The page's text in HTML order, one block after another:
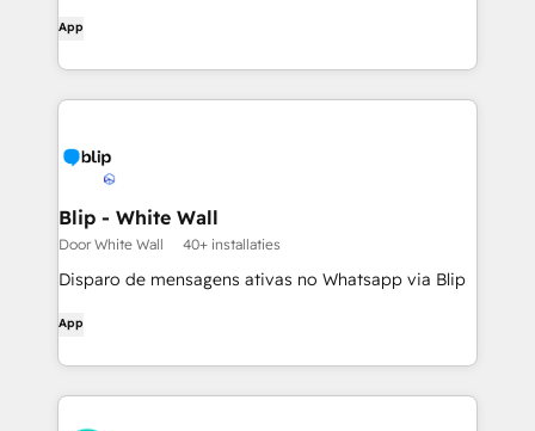
App
Blip - White Wall
Door White Wall 40+ installaties
Disparo de mensagens ativas no Whatsapp via Blip
App